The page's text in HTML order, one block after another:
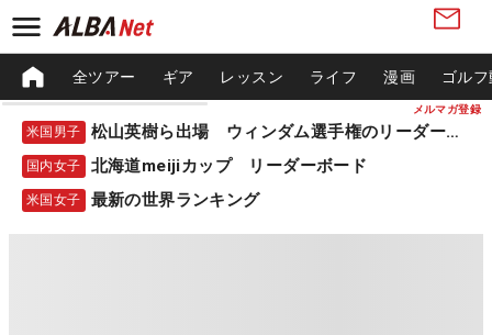
メルマガ登録
全ツアー ギア レッスン ライフ 漫画 ゴル
米国男子 松山英樹ら出場 ウィンダム選手権のリーダーボード
国内女子 北海道meijiカップ リーダーボード
米国女子 最新の世界ランキング